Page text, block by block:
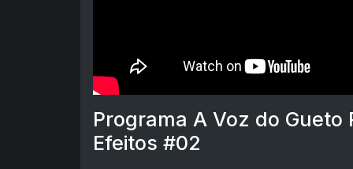
Programa A Voz do Gueto
Efeitos #02